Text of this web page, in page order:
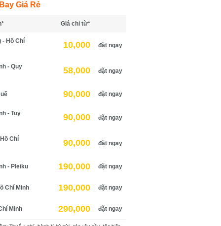
Giá Rẻ
Giá chỉ từ*
Hồ Chí
10,000 đặt ngay
- Quy
58,000 đặt ngay
90,000 đặt ngay
- Tuy
90,000 đặt ngay
Chí
90,000 đặt ngay
- Pleiku 190,000 đặt ngay
Chí Minh 190,000 đặt ngay
Minh 290,000 đặt ngay